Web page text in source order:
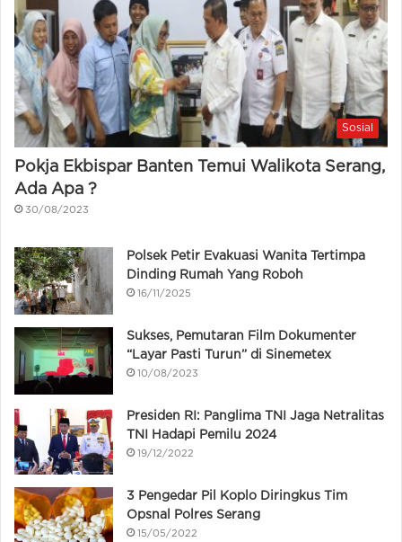
Sosial
Pokja Ekbispar Banten Temui Walikota Serang,
Ada Apa ?
30/08/2023
Polsek Petir Evakuasi Wanita Tertimpa
Dinding Rumah Yang Roboh
16/11/2025
Sukses, Pemutaran Film Dokumenter
“Layar Pasti Turun” di Sinemetex
10/08/2023
Presiden RI: Panglima TNI Jaga Netralitas
TNI Hadapi Pemilu 2024
19/12/2022
3 Pengedar Pil Koplo Diringkus Tim
Opsnal Polres Serang
15/05/2022